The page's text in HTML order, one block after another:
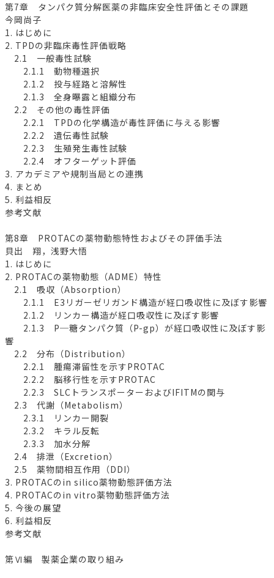
第7章 タンパク質分解医薬の非臨床安全性評価とその課題
今岡尚子
1. はじめに
2. TPDの非臨床毒性評価戦略
2.1 一般毒性試験
2.1.1 動物種選択
2.1.2 投与経路と溶解性
2.1.3 全身曝露と組織分布
2.2 その他の毒性評価
2.2.1 TPDの化学構造が毒性評価に与える影響
2.2.2 遺伝毒性試験
2.2.3 生殖発生毒性試験
2.2.4 オフターゲット評価
3. アカデミアや規制当局との連携
4. まとめ
5. 利益相反
参考文献
第8章 PROTACの薬物動態特性およびその評価手法
貝出 翔，浅野大悟
1. はじめに
2. PROTACの薬物動態（ADME）特性
2.1 吸収（Absorption）
2.1.1 E3リガーゼリガンド構造が経口吸収性に及ぼす影響
2.1.2 リンカー構造が経口吸収性に及ぼす影響
2.1.3 P─糖タンパク質（P-gp）が経口吸収性に及ぼす影
響
2.2 分布（Distribution）
2.2.1 腫瘍滞留性を示すPROTAC
2.2.2 脳移行性を示すPROTAC
2.2.3 SLCトランスポーターおよびIFITMの関与
2.3 代謝（Metabolism）
2.3.1 リンカー開裂
2.3.2 キラル反転
2.3.3 加水分解
2.4 排泄（Excretion）
2.5 薬物間相互作用（DDI）
3. PROTACのin silico薬物動態評価方法
4. PROTACのin vitro薬物動態評価方法
5. 今後の展望
6. 利益相反
参考文献
第Ⅵ編 製薬企業の取り組み